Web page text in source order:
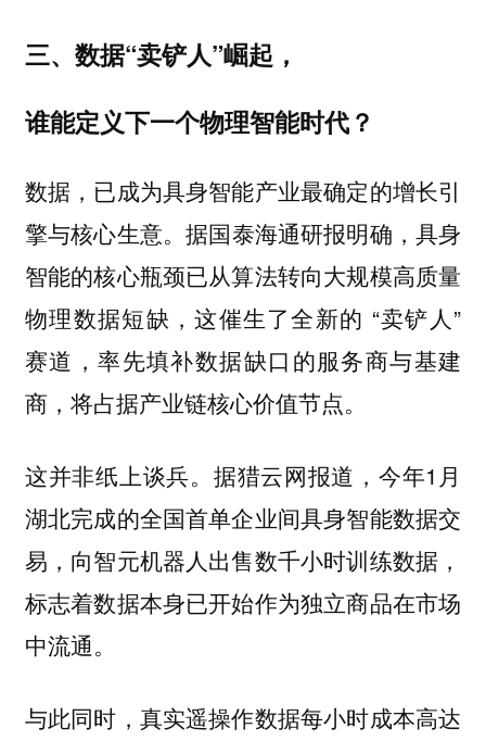
三、数据“卖铲人”崛起，
谁能定义下一个物理智能时代？
数据，已成为具身智能产业最确定的增长引
擎与核心生意。据国泰海通研报明确，具身
智能的核心瓶颈已从算法转向大规模高质量
物理数据短缺，这催生了全新的 “卖铲人”
赛道，率先填补数据缺口的服务商与基建
商，将占据产业链核心价值节点。
这并非纸上谈兵。据猎云网报道，今年1月
湖北完成的全国首单企业间具身智能数据交
易，向智元机器人出售数千小时训练数据，
标志着数据本身已开始作为独立商品在市场
中流通。
与此同时，真实遥操作数据每小时成本高达